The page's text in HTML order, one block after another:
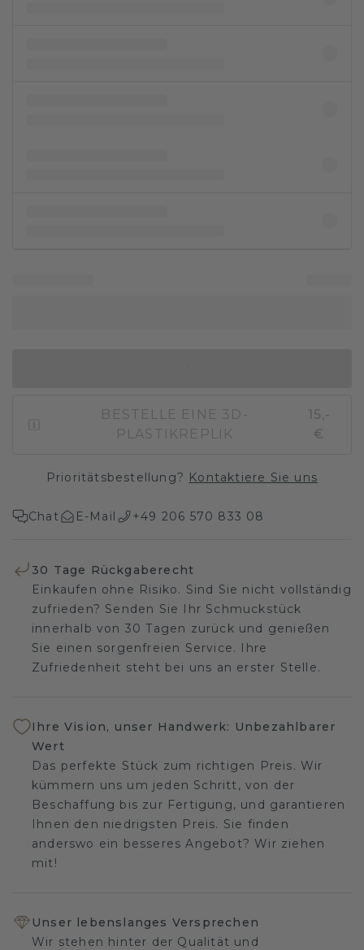
BESTELLE EINE 3D-
PLASTIKREPLIK
15,-
€
Prioritätsbestellung? Kontaktiere Sie uns
Chat E-Mail +49 206 570 833 08
30 Tage Rückgaberecht
Einkaufen ohne Risiko. Sind Sie nicht vollständig
zufrieden? Senden Sie Ihr Schmuckstück
innerhalb von 30 Tagen zurück und genießen
Sie einen sorgenfreien Service. Ihre
Zufriedenheit steht bei uns an erster Stelle.
Ihre Vision, unser Handwerk: Unbezahlbarer
Wert
Das perfekte Stück zum richtigen Preis. Wir
kümmern uns um jeden Schritt, von der
Beschaffung bis zur Fertigung, und garantieren
Ihnen den niedrigsten Preis. Sie finden
anderswo ein besseres Angebot? Wir ziehen
mit!
Unser lebenslanges Versprechen
Wir stehen hinter der Qualität und